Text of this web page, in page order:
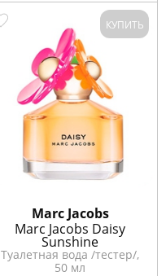
КУПИТЬ
Marс Jacobs
Marc Jacobs Daisy
Sunshine
Туалетная вода /тестер/,
50 мл